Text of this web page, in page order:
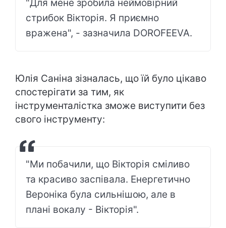
"Для мене зробила неймовірний
стрибок Вікторія. Я приємно
вражена", - зазначила DOROFEEVA.
Юлія Саніна зізналась, що їй було цікаво
спостерігати за тим, як
інструменталістка зможе виступити без
свого інструменту:
"Ми побачили, що Вікторія сміливо
та красиво заспівала. Енергетично
Вероніка була сильнішою, але в
плані вокалу - Вікторія".